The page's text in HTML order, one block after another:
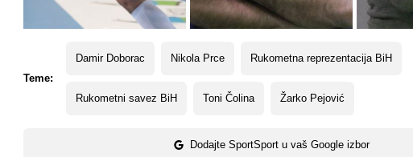
Teme:
Damir Doborac Nikola Prce Rukometna reprezentacija BiH
Rukometni savez BiH Toni Čolina Žarko Pejović
Dodajte SportSport u vaš Google izbor